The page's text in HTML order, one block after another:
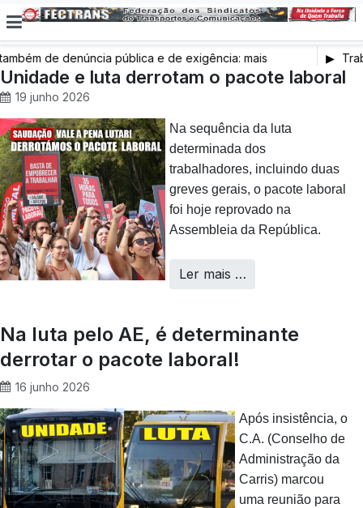
de denúncia pública e de exigência: mais
mais condições de trabalho e mais SNS
Unidade e luta derrotam o pacote laboral
19 junho 2026
Na sequência da luta
determinada dos
trabalhadores, incluindo duas
greves gerais, o pacote laboral
foi hoje reprovado na
Assembleia da República.
Ler mais …
Na luta pelo AE, é determinante
derrotar o pacote laboral!
16 junho 2026
Após insistência, o
C.A. (Conselho de
Administração da
Carris) marcou
uma reunião para